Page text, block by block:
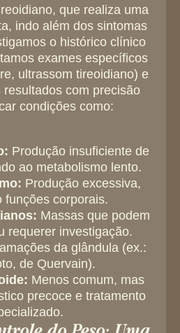
que realiza uma
indo além dos sintomas
o histórico clínico
exames específicos
ultrassom tireoidiano) e
resultados com precisão
condições como:
Produção insuficiente de
ao metabolismo lento.
Produção excessiva,
funções corporais.
Massas que podem
requerer investigação.
da glândula (ex.:
de Quervain).
Menos comum, mas
precoce e tratamento